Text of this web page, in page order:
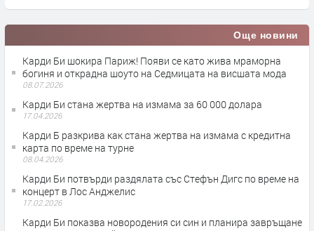
Още новини
Карди Би шокира Париж! Появи се като жива мраморна
богиня и открадна шоуто на Седмицата на висшата мода
08.07.2026
Карди Би стана жертва на измама за 60 000 долара
17.04.2026
Карди Б разкрива как стана жертва на измама с кредитна
карта по време на турне
08.04.2026
Карди Би потвърди раздялата със Стефън Дигс по време на
концерт в Лос Анджелис
17.02.2026
Карди Би показва новородения си син и планира завръщане